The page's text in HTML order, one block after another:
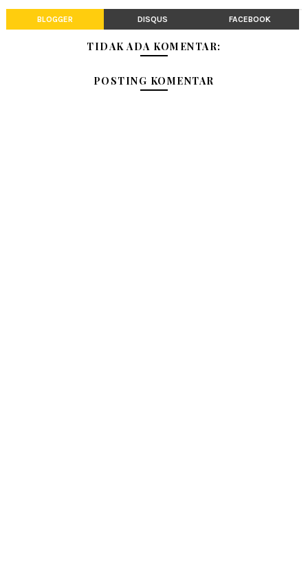
BLOGGER DISQUS FACEBOOK
TIDAK ADA KOMENTAR:
POSTING KOMENTAR